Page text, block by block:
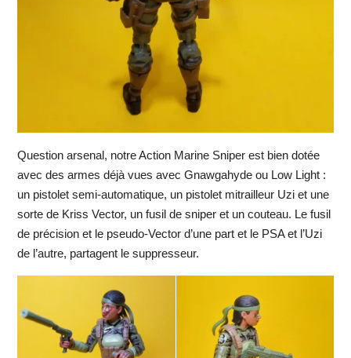
Question arsenal, notre Action Marine Sniper est bien dotée
avec des armes déjà vues avec Gnawgahyde ou Low Light :
un pistolet semi-automatique, un pistolet mitrailleur Uzi et une
sorte de Kriss Vector, un fusil de sniper et un couteau. Le fusil
de précision et le pseudo-Vector d’une part et le PSA et l’Uzi
de l’autre, partagent le suppresseur.